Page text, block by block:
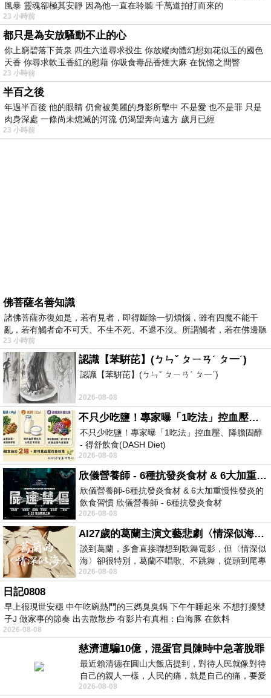
風暴 靈魂卻極其安靜 因為他一直在聆聽 千萬道拍打而來的
23 小時前
都只是為安放騷動不止的心
你上窮碧落下黃泉 四生六道尋求投生 你放縱肉體幻想如花似玉的國色
天香 你尋求軟玉香紅的慰藉 你吸食毒品香煙大麻 在恍惚之間瞥
23 小時前
半百之後
年過半百後 他的眼睛 仍會被美麗的身影所擊中 不是愛 也不是罪 只是
肉身深處 一條尚未熄滅的河流 仍渴望奔向遠方 歲月已經
23 小時前
佛菩薩名善知識
諸佛菩薩亦復如是，若有見者，即得斷除一切煩惱，雖有四魔不能干
亂，若有觸者命不可夭、不生不死、不退不沒。所謂觸者，若在佛邊聽
受
23 小時前
認識【苯騈芘】(ㄅㄣˇ ㄆㄧㄢˊ ㄆ一ˊ)
認識【苯騈芘】(ㄅㄣˇ ㄆㄧㄢˊ ㄆ一ˊ)
2026-08-08
不只少吃鹽！專家曝「1吃法」控血壓、降膽固醇 - 得舒飲食(DASH Diet)
不只少吃鹽！專家曝「1吃法」控血壓、降膽固醇
- 得舒飲食(DASH Diet)
https://www.facebook.com/dietitiansophia/
posts/157966
2026-08-08
欣儀營養師 - 6種抗發炎食材 & 6大加重慢性發炎的飲食習慣
欣儀營養師-6種抗發炎食材 & 6大加重慢性發炎的
飲食習慣 欣儀營養師 - 6種抗發炎食材
https://www.facebook.com/photo/?fbid=147
2026-08-08
AI27歲的葛蘭主演文藝悲劇〈情深似海〉 #戀上老電影 #葛蘭 #粟子
談到葛蘭，多會直接聯想到歌舞電影，但〈情深似
海〉卻很特別，葛蘭不唱歌、不跳舞，從頭到尾專
心演戲。拍攝期間，經常工作超過12個鐘
2026-08-08
日記0808
早上很現世安穩 中午吃碗熱門的三媽臭臭鍋 下午午睡起來 不想打擾雙
子J 做家事的節奏 出去散散步 有影片有真相：白海豚 在飲料
2026-08-08
慈濟遭騙10億，混蛋官員陳時中急著脫罪
最近賴清德在圓山大飯店提到，對待人民就像對待
自己的親人一樣，人民的痛，就是自己的痛，要愛
民如親，說的這麼好聽，實際上根本沒做
2026-08-08